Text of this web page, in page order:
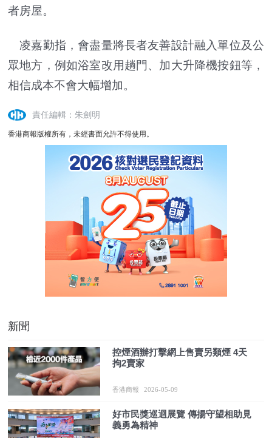
者房屋。
凌嘉勤指，會盡量將長者友善設計融入單位及公
眾地方，例如浴室改用趟門、加大升降機按鈕等，
相信成本不會大幅增加。
責任編輯：朱劍明
香港商報版權所有，未經書面允許不得使用。
新聞
控煙酒辦打擊網上售賣另類煙 4天
拘2賣家
香港商報 2026-05-09
好市民獎巡迴展覽 傳揚守望相助見
義勇為精神